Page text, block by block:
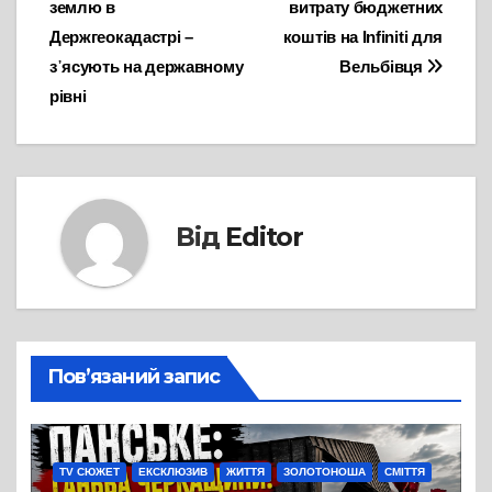
витрату бюджетних
коштів на Infiniti для
Вельбівця
землю в
Держгеокадастрі –
з᾽ясують на державному
рівні
Від Editor
Пов’язаний запис
TV СЮЖЕТ ЕКСКЛЮЗИВ ЖИТТЯ ЗОЛОТОНОША СМІТТЯ